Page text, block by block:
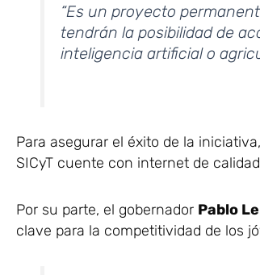
“Es un proyecto
tendrán la posibilidad de
inteligencia artificial o
Para asegurar el éxito de la
SICyT cuente con internet de
Por su parte, el gobernador Pablo
clave para la competitividad de los